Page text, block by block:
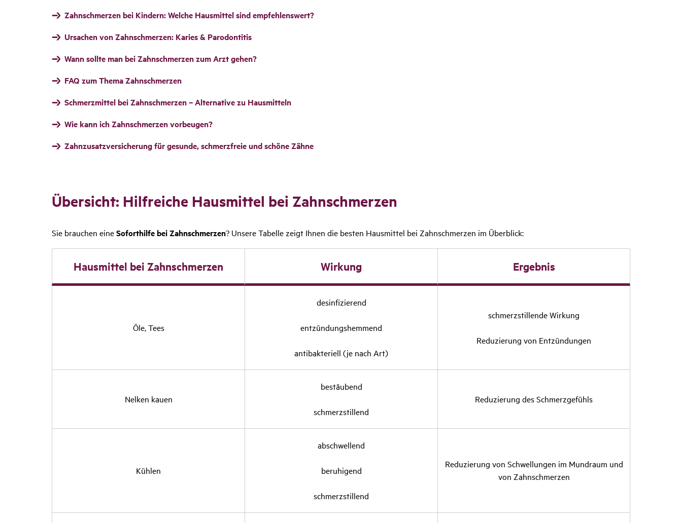
Zahnschmerzen bei Kindern: Welche Hausmittel sind empfehlenswert?
Ursachen von Zahnschmerzen: Karies & Parodontitis
Wann sollte man bei Zahnschmerzen zum Arzt gehen?
FAQ zum Thema Zahnschmerzen
Schmerzmittel bei Zahnschmerzen – Alternative zu Hausmitteln
Wie kann ich Zahnschmerzen vorbeugen?
Zahnzusatzversicherung für gesunde, schmerzfreie und schöne Zähne
Über­sicht: Hilf­reiche Haus­mittel bei Zahn­schmerzen
Sie brauchen eineSoforthilfe bei Zahnschmerzen? Unsere Tabelle zeigt Ihnen die besten Hausmittel bei Zahnschmerzen im Überblick:
Haus­mittel bei Zahn­schmerzen Wirkung Ergebnis
Öle, Tees
desin­fi­zie­rend
entzün­dungs­hem­mend
anti­bak­te­riell (je nach Art)
schmerz­stil­lende Wirkung
Redu­zie­rung von Entzün­dungen
Nelken kauen
bestäu­bend
schmerz­stil­lend
Redu­zie­rung des Schmerz­ge­fühls
Kühlen
abschwel­lend
beru­hi­gend
schmerz­stil­lend
Redu­zie­rung von Schwel­lungen im Mund­raum und
von Zahn­schmerzen